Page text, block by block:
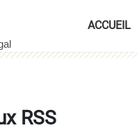
ACCUEIL
RSS